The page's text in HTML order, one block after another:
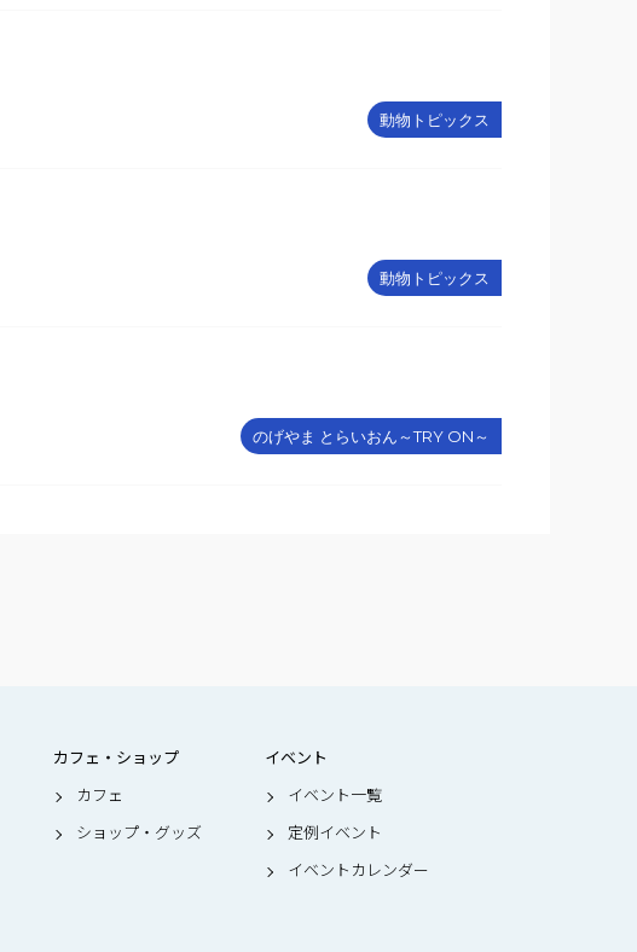
動物トピックス
動物トピックス
のげやま とらいおん～TRY ON～
カフェ・ショップ
カフェ
ショップ・グッズ
イベント
イベント一覧
定例イベント
イベントカレンダー